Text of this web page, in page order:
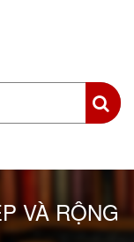
VÀ RỘNG